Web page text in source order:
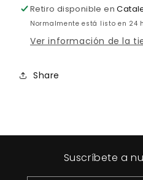
Retiro disponible en
Normalmente está listo en 24
Ver información de la
Share
Suscríbete a